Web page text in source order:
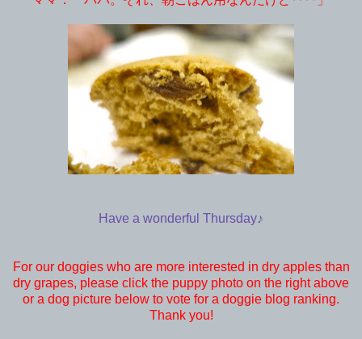
Have a wonderful Thursday♪
For our doggies who are more interested in dry apples than
dry grapes, please click the puppy photo on the right above
or a dog picture below to vote for a doggie blog ranking.
Thank you!